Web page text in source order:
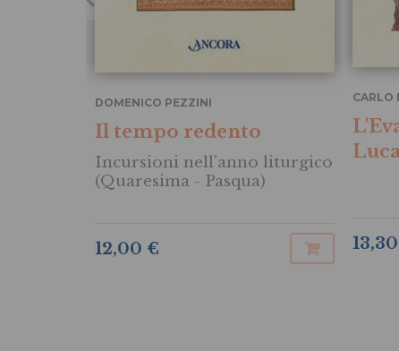
DOMENICO PEZZINI
Il tempo redento
Incursioni nell'anno liturgico
(Quaresima - Pasqua)
12,00 €
CARLO